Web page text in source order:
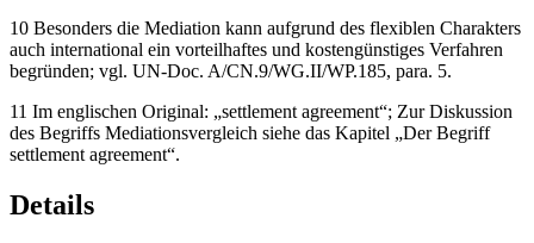
10 Besonders die Mediation kann aufgrund des flexiblen Charakters
auch international ein vorteilhaftes und kostengünstiges Verfahren
begründen; vgl. UN-Doc. A/CN.9/WG.II/WP.185, para. 5.
11 Im englischen Original: „settlement agreement“; Zur Diskussion
des Begriffs Mediationsvergleich siehe das Kapitel „Der Begriff
settlement agreement“.
Details